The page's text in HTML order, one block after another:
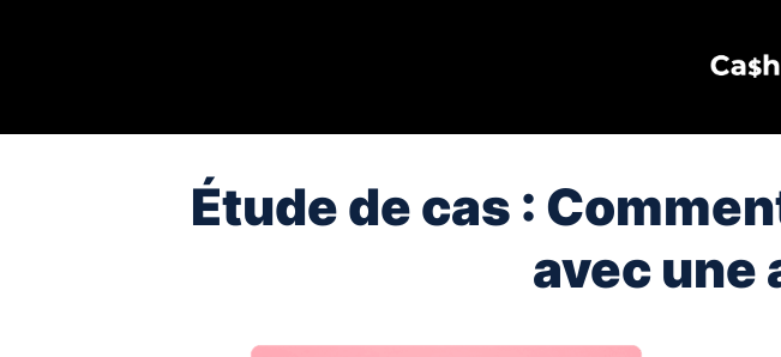
Étude de cas :
avec une